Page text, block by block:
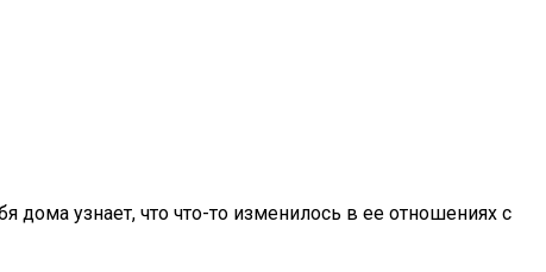
дома узнает, что что-то изменилось в ее отношениях с